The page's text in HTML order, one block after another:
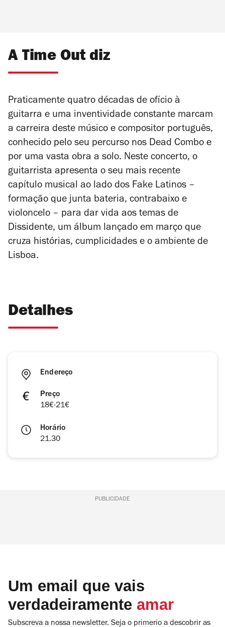
A Time Out diz
Praticamente quatro décadas de ofício à
guitarra e uma inventividade constante marcam
a carreira deste músico e compositor português,
conhecido pelo seu percurso nos Dead Combo e
por uma vasta obra a solo. Neste concerto, o
guitarrista apresenta o seu mais recente
capítulo musical ao lado dos Fake Latinos –
formação que junta bateria, contrabaixo e
violoncelo – para dar vida aos temas de
Dissidente, um álbum lançado em março que
cruza histórias, cumplicidades e o ambiente de
Lisboa.
Detalhes
Endereço
Preço
18€-21€
Horário
21.30
PUBLICIDADE
Um email que vais
verdadeiramente amar
Subscreva a nossa newsletter. Seja o primerio a descobrir as